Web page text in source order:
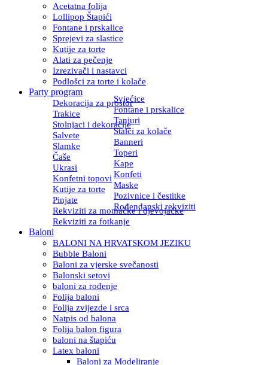
Acetatna folija
Lollipop Štapići
Fontane i prskalice
Sprejevi za slastice
Kutije za torte
Alati za pečenje
Izrezivači i nastavci
Podlošci za torte i kolače
Party program
Dekoracija za prostor
Svjećice
Trakice
Fontane i prskalice
Stolnjaci i dekoracije
Tanjuri
Salvete
Stalci za kolače
Slamke
Banneri
Čaše
Toperi
Ukrasi
Kape
Konfetni topovi Konfeti
Kutije za torte
Maske
Pinjate
Pozivnice i čestitke
Rekviziti za momačke i djevojačke
Rođendanski rekviziti
Rekviziti za fotkanje
Baloni
BALONI NA HRVATSKOM JEZIKU
Bubble Baloni
Baloni za vjerske svečanosti
Balonski setovi
baloni za rođenje
Folija baloni
Folija zvijezde i srca
Natpis od balona
Folija balon figura
baloni na štapiću
Latex baloni
Baloni za Modeliranje